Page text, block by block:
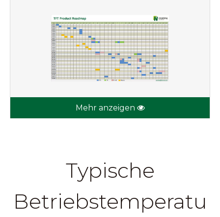
Mehr anzeigen
Typische
Betriebstemperatu